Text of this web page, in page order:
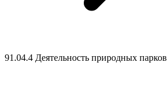
91.04.4 Деятельность природных парков